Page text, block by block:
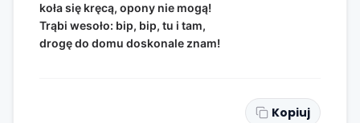
koła się kręcą, opony nie mogą!
Trąbi wesoło: bip, bip, tu i tam,
drogę do domu doskonale znam!
Kopiuj